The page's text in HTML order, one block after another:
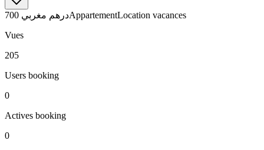
700 درهم مغربيAppartementLocation vacances
Vues
205
Users booking
0
Actives booking
0